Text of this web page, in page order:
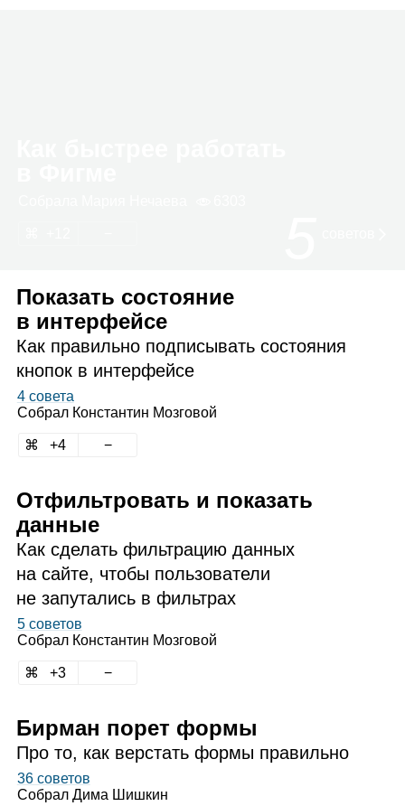
Показать состояние
в интерфейсе
Как правильно подписывать состояния
кнопок в интерфейсе
4 совета
Собрал Константин Мозговой
4
Отфильтровать и показать
данные
Как сделать фильтрацию данных
на сайте, чтобы пользователи
не запутались в фильтрах
5 советов
Собрал Константин Мозговой
3
Бирман порет формы
Про то, как верстать формы правильно
36 советов
Собрал Дима Шишкин